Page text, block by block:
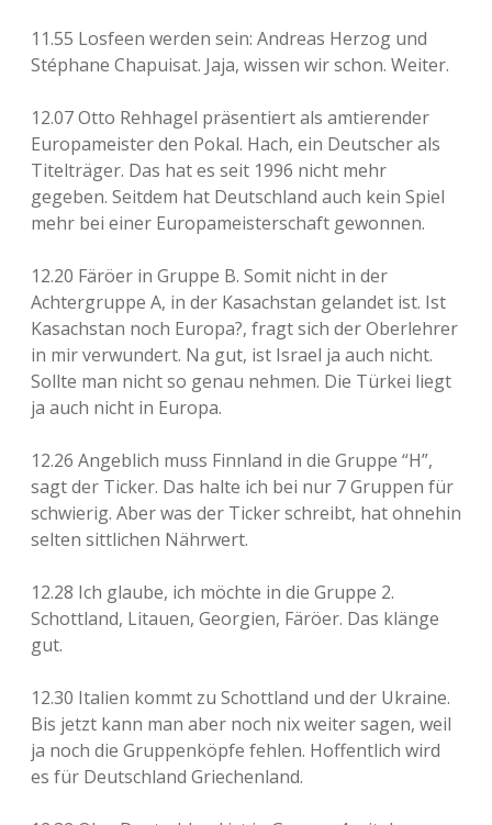
11.55 Losfeen werden sein: Andreas Herzog und
Stéphane Chapuisat. Jaja, wissen wir schon. Weiter.
12.07 Otto Rehhagel präsentiert als amtierender
Europameister den Pokal. Hach, ein Deutscher als
Titelträger. Das hat es seit 1996 nicht mehr
gegeben. Seitdem hat Deutschland auch kein Spiel
mehr bei einer Europameisterschaft gewonnen.
12.20 Färöer in Gruppe B. Somit nicht in der
Achtergruppe A, in der Kasachstan gelandet ist. Ist
Kasachstan noch Europa?, fragt sich der Oberlehrer
in mir verwundert. Na gut, ist Israel ja auch nicht.
Sollte man nicht so genau nehmen. Die Türkei liegt
ja auch nicht in Europa.
12.26 Angeblich muss Finnland in die Gruppe “H”,
sagt der Ticker. Das halte ich bei nur 7 Gruppen für
schwierig. Aber was der Ticker schreibt, hat ohnehin
selten sittlichen Nährwert.
12.28 Ich glaube, ich möchte in die Gruppe 2.
Schottland, Litauen, Georgien, Färöer. Das klänge
gut.
12.30 Italien kommt zu Schottland und der Ukraine.
Bis jetzt kann man aber noch nix weiter sagen, weil
ja noch die Gruppenköpfe fehlen. Hoffentlich wird
es für Deutschland Griechenland.